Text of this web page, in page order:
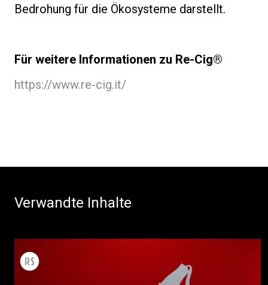
Bedrohung für die Ökosysteme darstellt.
Für weitere Informationen zu Re-Cig®
https://www.re-cig.it/
Verwandte Inhalte